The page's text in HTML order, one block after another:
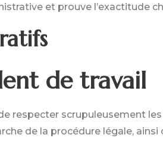
et prouve l’exactitude
de travail
respecter scrupuleusement
de la procédure légale,